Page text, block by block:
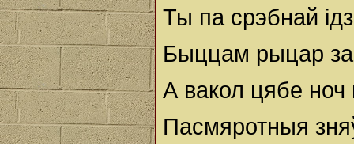
Ты па срэбнай
Быццам рыцар
А вакол цябе
Пасмяротныя